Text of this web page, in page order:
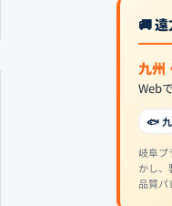
🚚
九州
Web
🐟
岐阜プ
かし、
品質パ